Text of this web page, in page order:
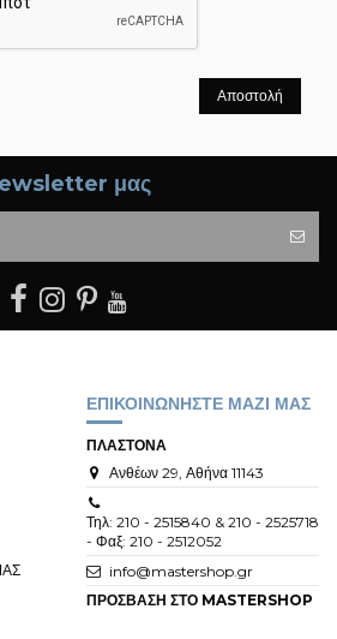
μας
ΕΠΙΚΟΙΝΩΝΗΣΤΕ ΜΑΖΙ ΜΑΣ
ΠΛΑΣΤΟΝΑ
Ανθέων 29, Αθήνα 11143
Τηλ: 210 - 2515840 & 210 - 2525718
- Φαξ: 210 - 2512052
info@mastershop.gr
ΠΡΟΣΒΑΣΗ ΣΤΟ MASTERSHOP